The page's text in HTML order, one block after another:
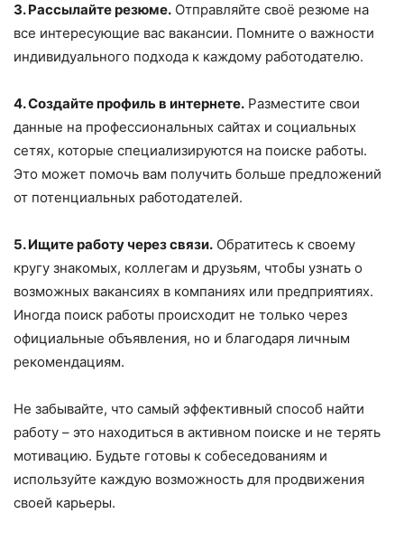
3. Рассылайте резюме. Отправляйте своё резюме на
все интересующие вас вакансии. Помните о важности
индивидуального подхода к каждому работодателю.
4. Создайте профиль в интернете. Разместите свои
данные на профессиональных сайтах и социальных
сетях, которые специализируются на поиске работы.
Это может помочь вам получить больше предложений
от потенциальных работодателей.
5. Ищите работу через связи. Обратитесь к своему
кругу знакомых, коллегам и друзьям, чтобы узнать о
возможных вакансиях в компаниях или предприятиях.
Иногда поиск работы происходит не только через
официальные объявления, но и благодаря личным
рекомендациям.
Не забывайте, что самый эффективный способ найти
работу – это находиться в активном поиске и не терять
мотивацию. Будьте готовы к собеседованиям и
используйте каждую возможность для продвижения
своей карьеры.